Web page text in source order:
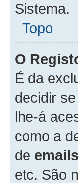
Sistema.
Topo
O
É da
decidir
lhe-á
como a
de emails
etc. São